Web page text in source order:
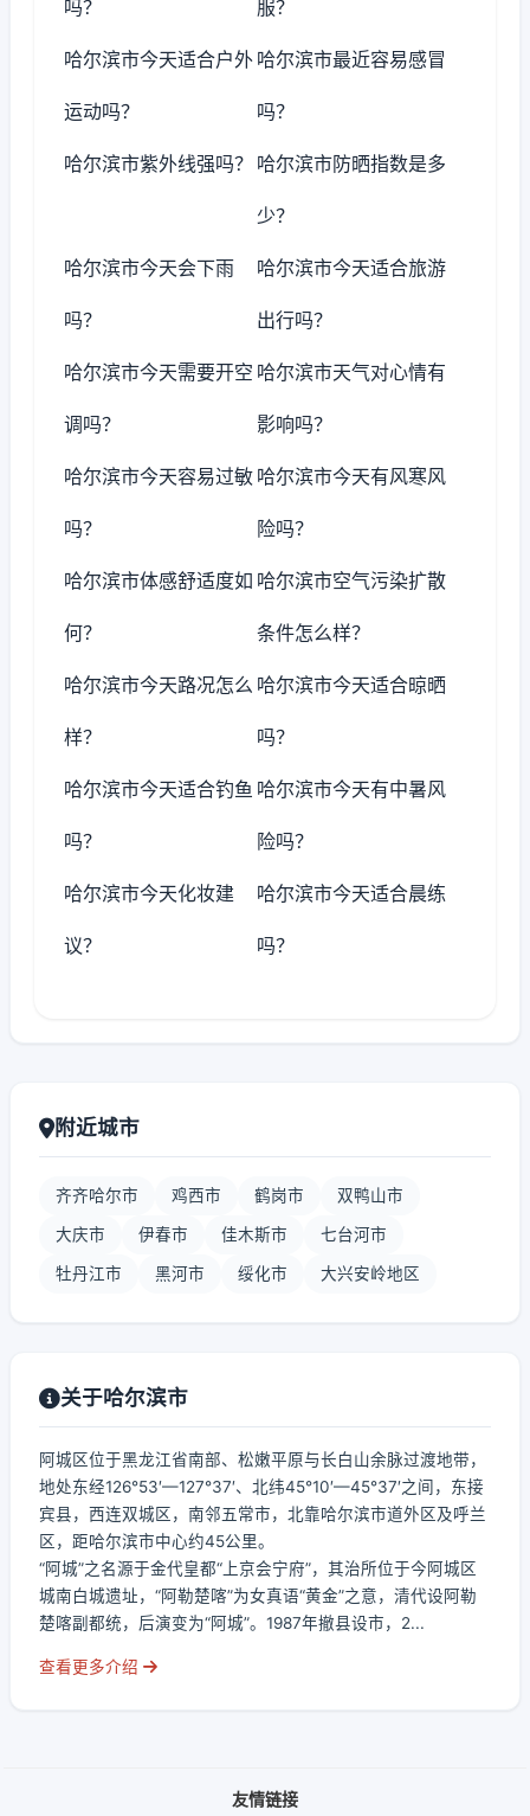
吗？ 服？
哈尔滨市今天适合户外
运动吗？
哈尔滨市最近容易感冒
吗？
哈尔滨市紫外线强吗？ 哈尔滨市防晒指数是多
少？
哈尔滨市今天会下雨
吗？
哈尔滨市今天适合旅游
出行吗？
哈尔滨市今天需要开空
调吗？
哈尔滨市天气对心情有
影响吗？
哈尔滨市今天容易过敏
吗？
哈尔滨市今天有风寒风
险吗？
哈尔滨市体感舒适度如
何？
哈尔滨市空气污染扩散
条件怎么样？
哈尔滨市今天路况怎么
样？
哈尔滨市今天适合晾晒
吗？
哈尔滨市今天适合钓鱼
吗？
哈尔滨市今天有中暑风
险吗？
哈尔滨市今天化妆建
议？
哈尔滨市今天适合晨练
吗？
附近城市
齐齐哈尔市 鸡西市 鹤岗市 双鸭山市
大庆市 伊春市 佳木斯市 七台河市
牡丹江市 黑河市 绥化市 大兴安岭地区
关于哈尔滨市
阿城区位于黑龙江省南部、松嫩平原与长白山余脉过渡地带，
地处东经126°53′—127°37′、北纬45°10′—45°37′之间，东接
宾县，西连双城区，南邻五常市，北靠哈尔滨市道外区及呼兰
区，距哈尔滨市中心约45公里。
“阿城”之名源于金代皇都“上京会宁府”，其治所位于今阿城区
城南白城遗址，“阿勒楚喀”为女真语“黄金”之意，清代设阿勒
楚喀副都统，后演变为“阿城”。1987年撤县设市，2...
查看更多介绍
友情链接